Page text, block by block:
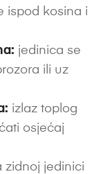
ispod kosina i
jedinica se
ili uz
izlaz toplog
osjećaj
zidnoj jedinici